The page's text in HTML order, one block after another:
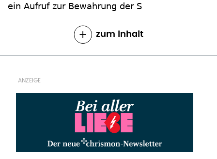
ein Aufruf zur Bewahrung der S
zum Inhalt